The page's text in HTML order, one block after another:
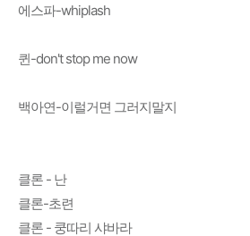
에스파-whiplash
퀸-don't stop me now
백아연-이럴거면 그러지말지
클론 - 난
클론-초련
클론 - 쿵따리 샤바라